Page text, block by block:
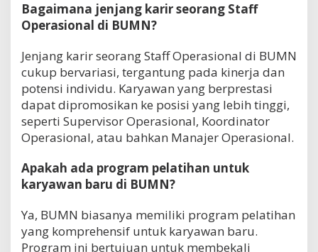
Bagaimana jenjang karir seorang Staff
Operasional di BUMN?
Jenjang karir seorang Staff Operasional di BUMN
cukup bervariasi, tergantung pada kinerja dan
potensi individu. Karyawan yang berprestasi
dapat dipromosikan ke posisi yang lebih tinggi,
seperti Supervisor Operasional, Koordinator
Operasional, atau bahkan Manajer Operasional.
Apakah ada program pelatihan untuk
karyawan baru di BUMN?
Ya, BUMN biasanya memiliki program pelatihan
yang komprehensif untuk karyawan baru.
Program ini bertujuan untuk membekali